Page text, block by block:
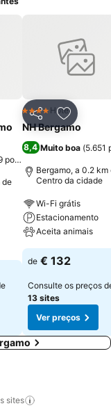
aos favoritos
pontuações
de
Partilhar
4 EstrelasHotel
NH Bergamo
8,4 Muito boa (5.651
Bergamo, a 0.2 km
Centro da cidade
Wi-Fi grátis
Estacionamento
Aceita animais
de € 132
Consulte os preços
13 sites
Ver preços
sites